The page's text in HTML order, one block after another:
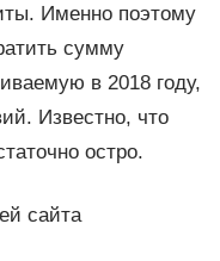
Именно поэтому
сумму
в 2018 году,
Известно, что
остро.
сайта